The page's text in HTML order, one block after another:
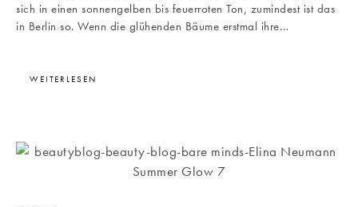
sich in einen sonnengelben bis feuerroten Ton, zumindest ist das
in Berlin so. Wenn die glühenden Bäume erstmal ihre…
WEITERLESEN